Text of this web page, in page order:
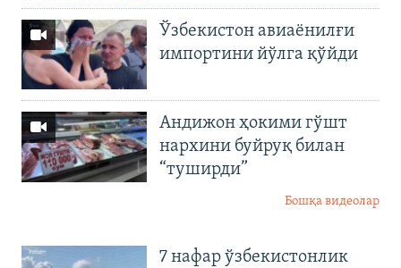
Ўзбекистон авиаёнилғи
импортини йўлга қўйди
Андижон ҳокими гўшт
нархини буйруқ билан
“туширди”
Бошқа видеолар
7 нафар ўзбекистонлик